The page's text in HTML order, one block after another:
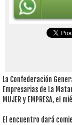
La Confederación
Empresarias de La
MUJER y EMPRESA, el
El encuentro dará